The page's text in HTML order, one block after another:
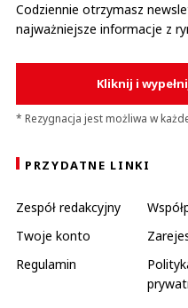
Codziennie otrzymasz
najważniejsze informacje z
Kliknij i
* Rezygnacja jest możliwa w
PRZYDATNE LINKI
Zespół redakcyjny
Twoje konto
Regulamin